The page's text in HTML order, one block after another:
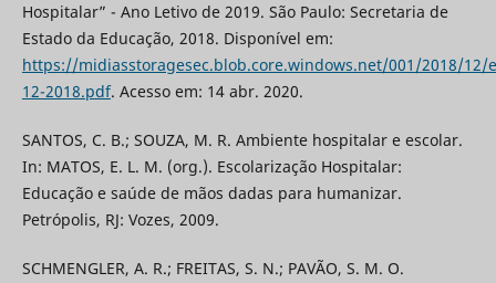
Hospitalar” - Ano Letivo de 2019. São Paulo: Secretaria de
Estado da Educação, 2018. Disponível em:
https://midiasstoragesec.blob.core.windows.net/001/2018/12/
12-2018.pdf. Acesso em: 14 abr. 2020.
SANTOS, C. B.; SOUZA, M. R. Ambiente hospitalar e escolar.
In: MATOS, E. L. M. (org.). Escolarização Hospitalar:
Educação e saúde de mãos dadas para humanizar.
Petrópolis, RJ: Vozes, 2009.
SCHMENGLER, A. R.; FREITAS, S. N.; PAVÃO, S. M. O.